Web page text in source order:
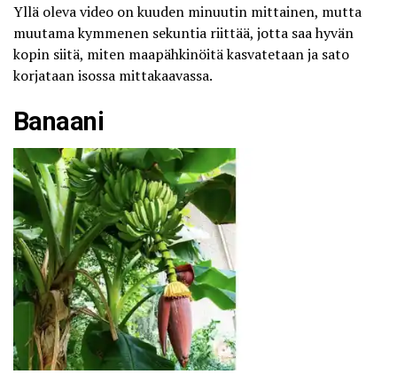
Yllä oleva video on kuuden minuutin mittainen, mutta
muutama kymmenen sekuntia riittää, jotta saa hyvän
kopin siitä, miten maapähkinöitä kasvatetaan ja sato
korjataan isossa mittakaavassa.
Banaani